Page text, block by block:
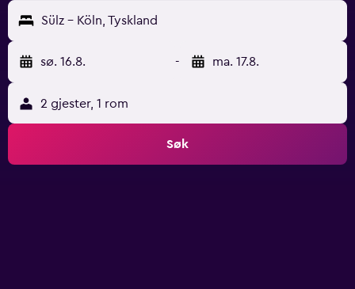
Sülz - Köln, Tyskland
sø. 16.8. - ma. 17.8.
2 gjester, 1 rom
Søk